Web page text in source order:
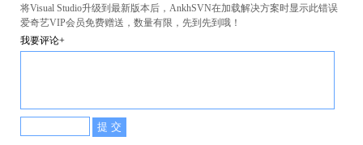
将Visual Studio升级到最新版本后，AnkhSVN在加载解决方案时显示此错误
爱奇艺VIP会员免费赠送，数量有限，先到先到哦！
我要评论+